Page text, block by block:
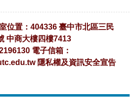
位置：404336 臺中市北區三民
中商大樓四樓7413
電子信箱：
隱私權及資訊安全宣告